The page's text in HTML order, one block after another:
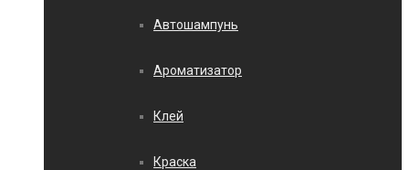
Автошампунь
Ароматизатор
Клей
Краска